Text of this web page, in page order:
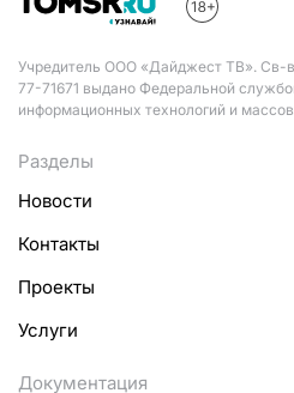
Учредитель ООО «Дайджест ТВ».
77-71671 выдано Федеральной
информационных технологий и
Разделы
Новости
Контакты
Проекты
Услуги
Документация